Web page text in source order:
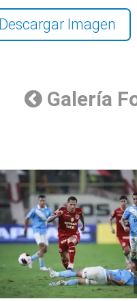
Descargar Imagen
Galería